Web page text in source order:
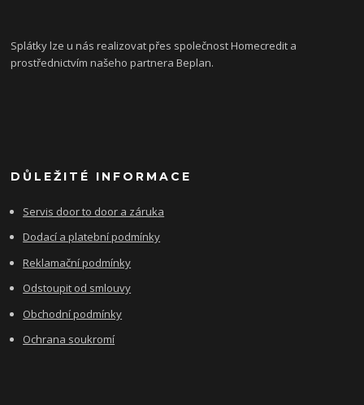
Splátky lze u nás realizovat přes společnost Homecredit a
prostřednictvím našeho partnera Beplan.
DŮLEŽITÉ INFORMACE
Servis door to door a záruka
Dodací a platební podmínky
Reklamační podmínky
Odstoupit od smlouvy
Obchodní podmínky
Ochrana soukromí